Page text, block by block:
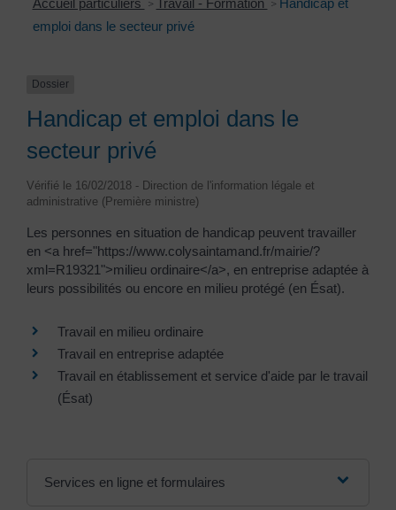
Accueil particuliers > Travail - Formation > Handicap et
emploi dans le secteur privé
Dossier
Handicap et emploi dans le
secteur privé
Vérifié le 16/02/2018 - Direction de l'information légale et
administrative (Première ministre)
Les personnes en situation de handicap peuvent travailler
en <a href="https://www.colysaintamand.fr/mairie/?
xml=R19321">milieu ordinaire</a>, en entreprise adaptée à
leurs possibilités ou encore en milieu protégé (en Ésat).
Travail en milieu ordinaire
Travail en entreprise adaptée
Travail en établissement et service d'aide par le travail
(Ésat)
Services en ligne et formulaires